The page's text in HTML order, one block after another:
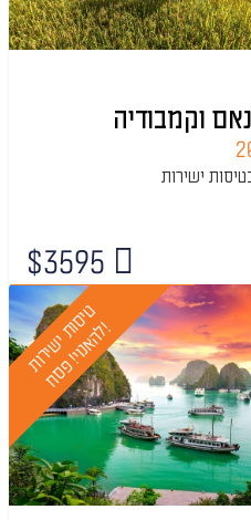
וקמבודיה
ישירות
$3595
ט
י
סו
ת
י
ש
י
ר
ו
ת
ל
ה
א
נ
ו
י
!
פ
ס
ח!
טיול מובטח